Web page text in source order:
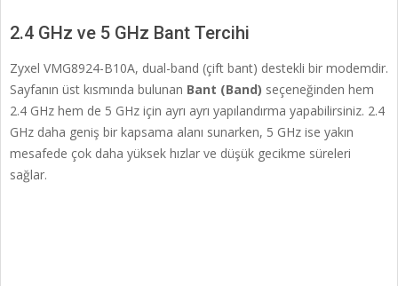
2.4 GHz ve 5 GHz Bant Tercihi
Zyxel VMG8924-B10A, dual-band (çift bant) destekli bir modemdir.
Sayfanın üst kısmında bulunan Bant (Band) seçeneğinden hem
2.4 GHz hem de 5 GHz için ayrı ayrı yapılandırma yapabilirsiniz. 2.4
GHz daha geniş bir kapsama alanı sunarken, 5 GHz ise yakın
mesafede çok daha yüksek hızlar ve düşük gecikme süreleri
sağlar.